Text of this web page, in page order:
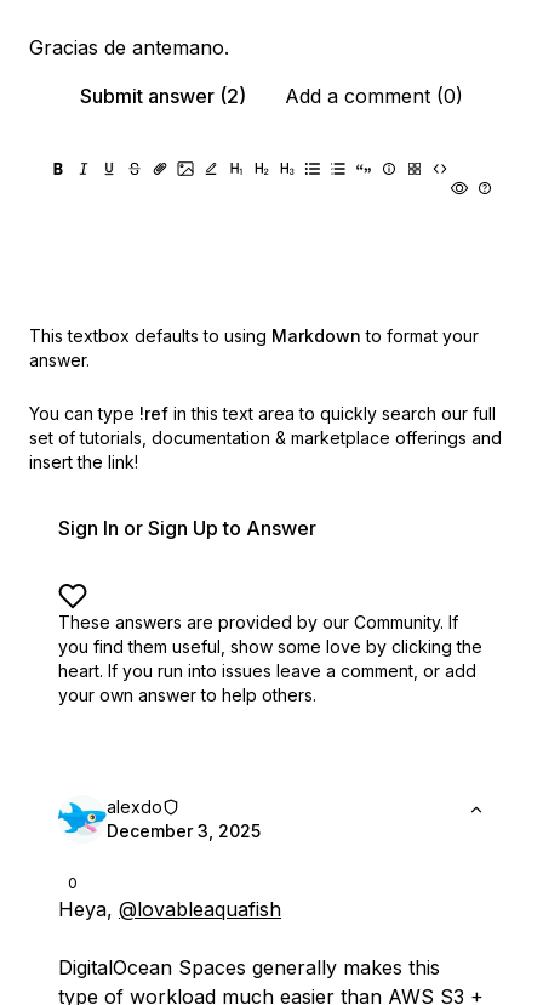
Gracias de antemano.
Submit answer (2)
Add a comment (0)
This textbox defaults to using Markdown to format your
answer.
You can type !ref in this text area to quickly search our full
set of tutorials, documentation & marketplace offerings and
insert the link!
Sign In or Sign Up to Answer
These answers are provided by our Community. If
you find them useful, show some love by clicking the
heart. If you run into issues leave a comment, or add
your own answer to help others.
0
alexdo
December 3, 2025
Heya, @lovableaquafish
DigitalOcean Spaces generally makes this
type of workload much easier than AWS S3 +